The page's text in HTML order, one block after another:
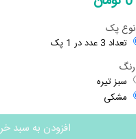
نوع پک
تعداد 3 عدد در 1 پک
رنگ
سبز تیره
مشکی
افزودن به سبد